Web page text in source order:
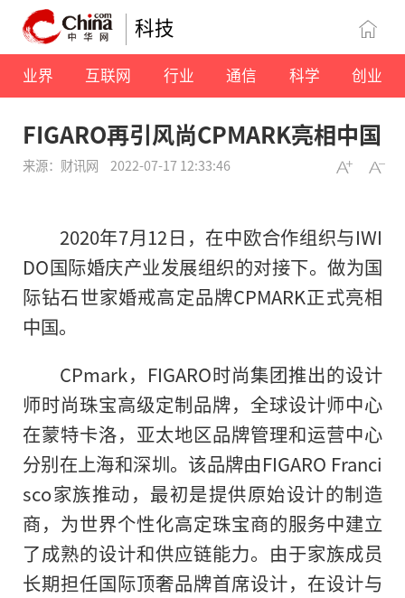
科技
业界 互联网 行业 通信 科学 创业
FIGARO再引风尚CPMARK亮相中国
来源：财讯网 2022-07-17 12:33:46
2020年7月12日，在中欧合作组织与IWI
DO国际婚庆产业发展组织的对接下。做为国
际钻石世家婚戒高定品牌CPMARK正式亮相
中国。
CPmark，FIGARO时尚集团推出的设计
师时尚珠宝高级定制品牌，全球设计师中心
在蒙特卡洛，亚太地区品牌管理和运营中心
分别在上海和深圳。该品牌由FIGARO Franci
sco家族推动，最初是提供原始设计的制造
商，为世界个性化高定珠宝商的服务中建立
了成熟的设计和供应链能力。由于家族成员
长期担任国际顶奢品牌首席设计，在设计与